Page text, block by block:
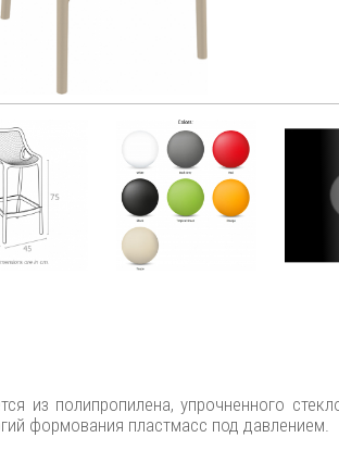
из полипропилена, упрочненного
формования пластмасс под давлением.